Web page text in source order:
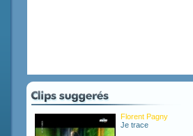
Florent Pagny
Je trace